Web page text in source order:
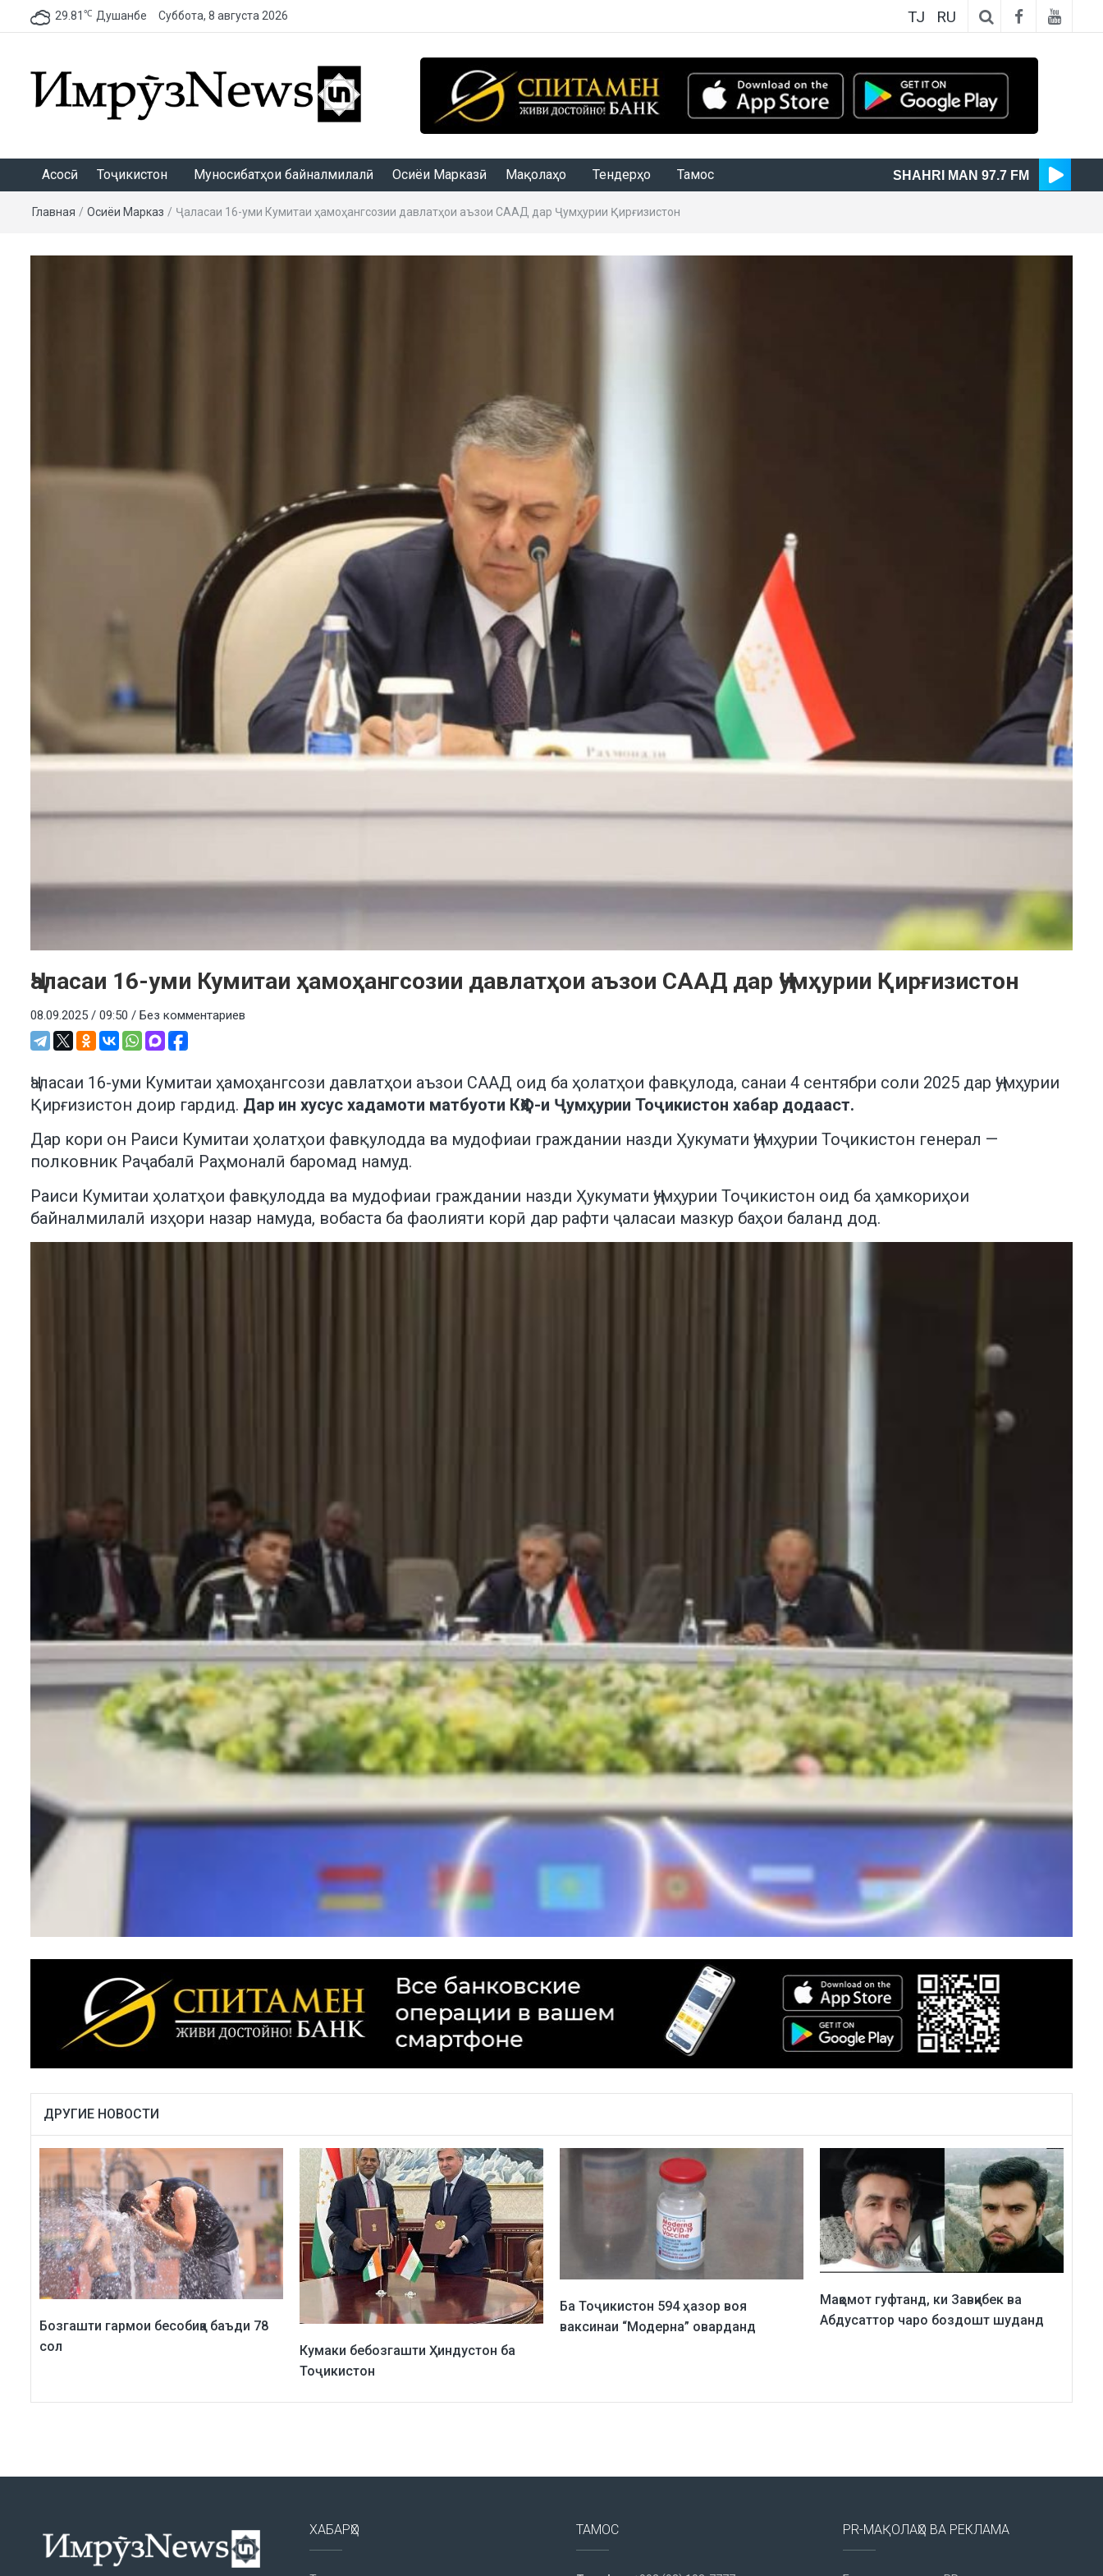
29.81 ℃ Душанбе Суббота, 8 августа 2026 TJ RU
Асосӣ Тоҷикистон Муносибатҳои байналмилалӣ Осиёи Марказӣ Мақолаҳо Тендерҳо Тамос SHAHRI MAN 97.7 FM
Главная / Осиёи Марказӣ / Ҷаласаи 16-уми Кумитаи ҳамоҳангсозии давлатҳои аъзои СААД дар Ҷумҳурии Қирғизистон
Ҷаласаи 16-уми Кумитаи ҳамоҳангсозии давлатҳои аъзои СААД дар Ҷумҳурии Қирғизистон
08.09.2025 / 09:50 / Без комментариев
Ҷаласаи 16-уми Кумитаи ҳамоҳангсози давлатҳои аъзои СААД оид ба ҳолатҳои фавқулода, санаи 4 сентябри соли 2025 дар Ҷумҳурии
Қирғизистон доир гардид. Дар ин хусус хадамоти матбуоти КҲФ-и Ҷумҳурии Тоҷикистон хабар додааст.
Дар кори он Раиси Кумитаи ҳолатҳои фавқулодда ва мудофиаи граждании назди Ҳукумати Ҷумҳурии Тоҷикистон генерал —
полковник Раҷабалӣ Раҳмоналӣ баромад намуд.
Раиси Кумитаи ҳолатҳои фавқулодда ва мудофиаи граждании назди Ҳукумати Ҷумҳурии Тоҷикистон оид ба ҳамкориҳои
байналмилалӣ изҳори назар намуда, вобаста ба фаолияти корӣ дар рафти ҷаласаи мазкур баҳои баланд дод.
ДРУГИЕ НОВОСТИ
Бозгашти гармои бесобиқа баъди 78
сол
Кумаки бебозгашти Ҳиндустон ба
Тоҷикистон
Ба Тоҷикистон 594 ҳазор воя
ваксинаи “Модерна” оварданд
Мақомот гуфтанд, ки Завқибек ва
Абдусаттор чаро боздошт шуданд
ХАБАРҲО ТАМОС PR-МАҚОЛАҲО ВА РЕКЛАМА